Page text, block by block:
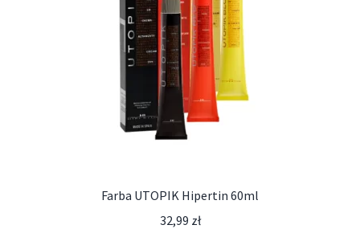
Farba UTOPIK Hipertin 60ml
32,99 zł